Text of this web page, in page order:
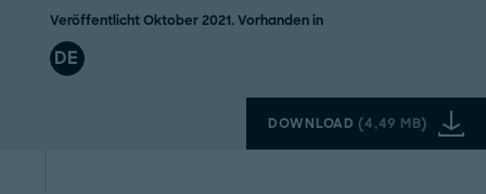
Veröffentlicht Oktober 2021. Vorhanden in
DE
DOWNLOAD(4,49 MB)